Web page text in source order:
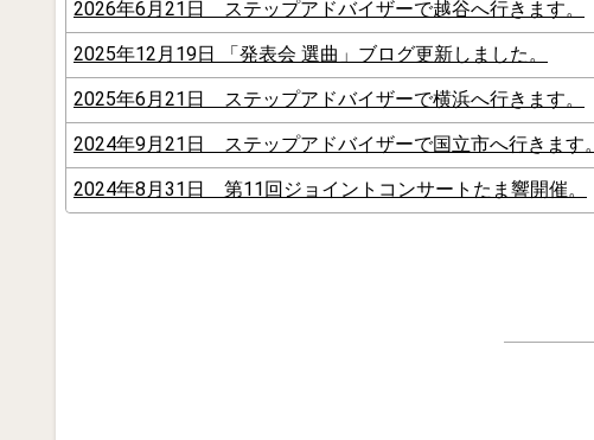
2026年6月21日 ステップアドバイザーで越谷へ行きます。
2025年12月19日 「発表会 選曲」ブログ更新しました。
2025年6月21日 ステップアドバイザーで横浜へ行きます。
2024年9月21日 ステップアドバイザーで国立市へ行きます。
2024年8月31日 第11回ジョイントコンサートたま響開催。